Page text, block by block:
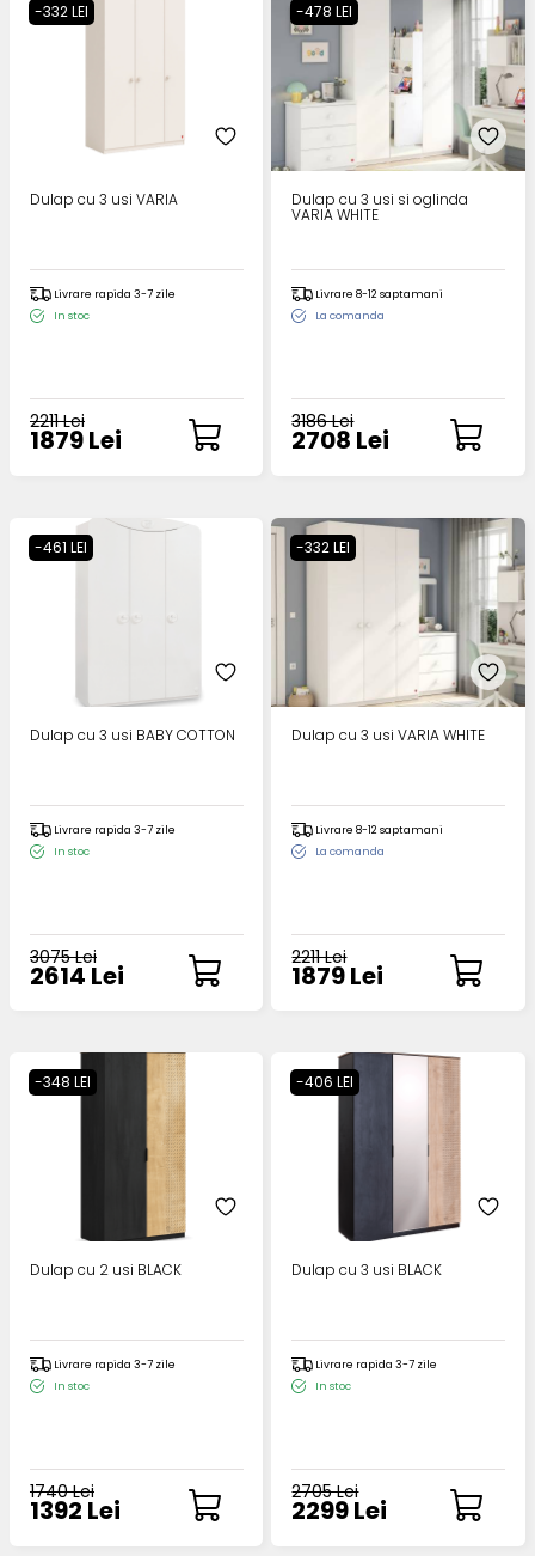
-332 LEI
Dulap cu 3 usi VARIA
Livrare rapida 3-7 zile
In stoc
2211 Lei
1879 Lei
-478 LEI
Dulap cu 3 usi si oglinda
VARIA WHITE
Livrare 8-12 saptamani
La comanda
3186 Lei
2708 Lei
-461 LEI
Dulap cu 3 usi BABY COTTON
Livrare rapida 3-7 zile
In stoc
3075 Lei
2614 Lei
-332 LEI
Dulap cu 3 usi VARIA WHITE
Livrare 8-12 saptamani
La comanda
2211 Lei
1879 Lei
-348 LEI
Dulap cu 2 usi BLACK
Livrare rapida 3-7 zile
In stoc
1740 Lei
1392 Lei
-406 LEI
Dulap cu 3 usi BLACK
Livrare rapida 3-7 zile
In stoc
2705 Lei
2299 Lei